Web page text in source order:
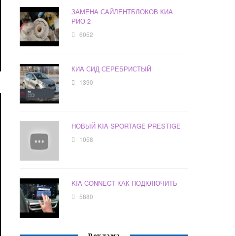
ЗАМЕНА САЙЛЕНТБЛОКОВ КИА
РИО 2
6052
КИА СИД СЕРЕБРИСТЫЙ
1390
НОВЫЙ KIA SPORTAGE PRESTIGE
1058
KIA CONNECT КАК ПОДКЛЮЧИТЬ
5880